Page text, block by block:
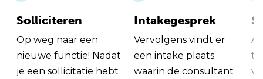
Solliciteren
Op weg naar een
nieuwe functie! Nadat
je een sollicitatie hebt
Intakegesprek
Vervolgens vindt er
een intake plaats
waarin de consultant